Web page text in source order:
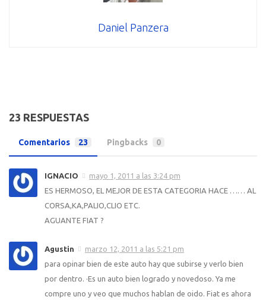
Daniel Panzera
23 RESPUESTAS
Comentarios 23 Pingbacks 0
IGNACIO
mayo 1, 2011 a las 3:24 pm
ES HERMOSO, EL MEJOR DE ESTA CATEGORIA HACE …… AL
CORSA,KA,PALIO,CLIO ETC.
AGUANTE FIAT ?
Agustin
marzo 12, 2011 a las 5:21 pm
para opinar bien de este auto hay que subirse y verlo bien
por dentro. ·Es un auto bien logrado y novedoso. Ya me
compre uno y veo que muchos hablan de oido. Fiat es ahora